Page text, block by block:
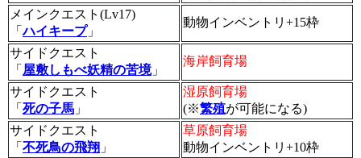
メインクエスト(Lv17)
「ハイキープ」
動物インベントリ+15枠
サイドクエスト
「 屋敷しもべ妖精の苦境」
海岸飼育場
サイドクエスト
「 死の子馬 」
湿原飼育場
(※繁殖が可能になる)
サイドクエスト
「 不死鳥の飛翔 」
草原飼育場
動物インベントリ+10枠